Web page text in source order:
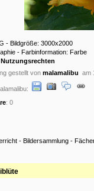
- Bildgröße: 3000x2000
- Farbinformation: Farbe
Nutzungsrechten
gestellt von malamalibu am
: 0
- Bildersammlung -